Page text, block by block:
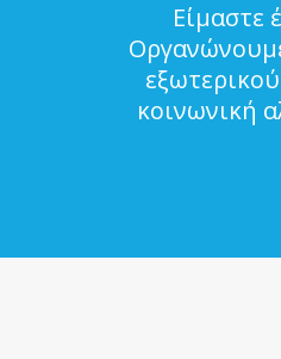
Είμαστε
κοινωνική